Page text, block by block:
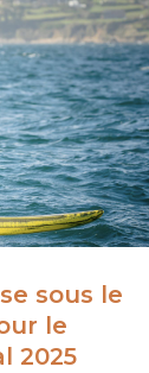
sous le
le
2025